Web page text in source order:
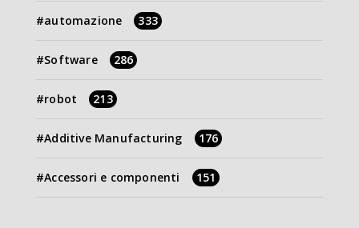
automazione 333
Software 286
robot 213
Additive Manufacturing 176
Accessori e componenti 151